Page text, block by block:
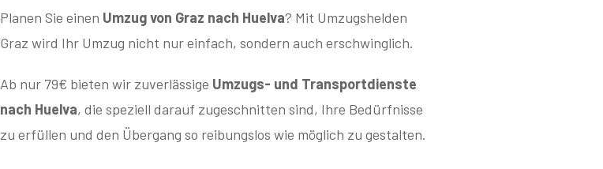
Planen Sie einen Umzug von Graz nach Huelva? Mit Umzugshelden
Graz wird Ihr Umzug nicht nur einfach, sondern auch erschwinglich.
Ab nur 79€ bieten wir zuverlässige Umzugs- und Transportdienste
nach Huelva, die speziell darauf zugeschnitten sind, Ihre Bedürfnisse
zu erfüllen und den Übergang so reibungslos wie möglich zu gestalten.